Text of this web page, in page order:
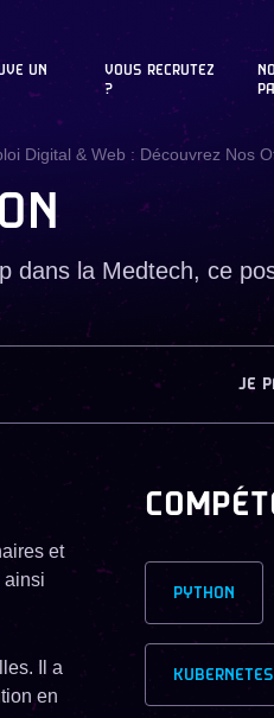
UN
VOUS RECRUTEZ
?
Digital & Web : Découvrez Nos
dans la Medtech, ce
JE
et
ainsi
Il a
en
PYTHON
KUBERNETES